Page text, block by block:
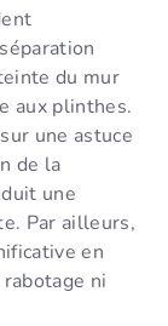
du mur
aux plinthes.
une astuce
de la
une
Par ailleurs,
en
ni